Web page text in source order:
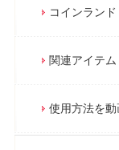
コインラン
関連アイテム
使用方法を